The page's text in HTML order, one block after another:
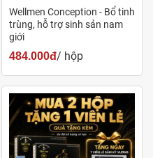
kính lòng mạch mở
cơ quan sinh sản: Việc
máu mang oxy và các
tới vùng chậu và tinh
Wellmen Conception - Bổ tinh
trùng, hỗ trợ sinh sản nam
giới
484.000đ/ hộp